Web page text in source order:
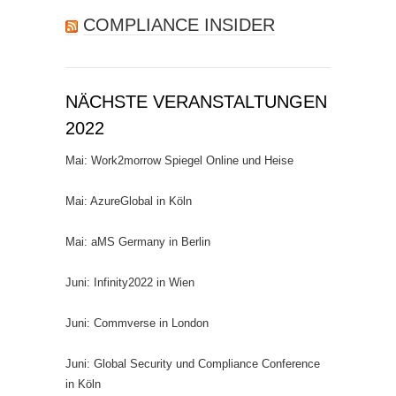
COMPLIANCE INSIDER
NÄCHSTE VERANSTALTUNGEN
2022
Mai: Work2morrow Spiegel Online und Heise
Mai: AzureGlobal in Köln
Mai: aMS Germany in Berlin
Juni: Infinity2022 in Wien
Juni: Commverse in London
Juni: Global Security und Compliance Conference
in Köln